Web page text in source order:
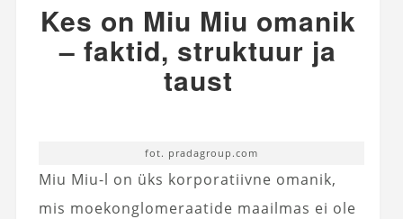
Kes on Miu Miu omanik
– faktid, struktuur ja
taust
fot. pradagroup.com
Miu Miu-l on üks korporatiivne omanik,
mis moekonglomeraatide maailmas ei ole